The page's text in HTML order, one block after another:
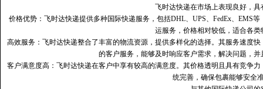
飞时达快递在市场上表现良好，
价格优势：飞时达快递提供多种国际快递服务，包括DHL、UPS、FedEx、EMS
运服务，价格相对较低，适合各
高效服务：飞时达快递整合了丰富的物流资源，提供多样化的选择。其服务速度
的客户服务，能够及时响应客户需求，解决问题，
客户满意度高‌：飞时达快递在客户中享有较高的满意度。其价格透明且具有竞争
统完善，确保包裹能够安全